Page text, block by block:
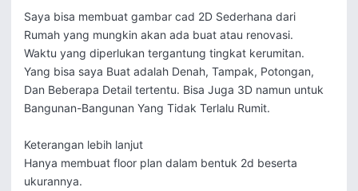
Saya bisa membuat gambar cad 2D Sederhana dari
Rumah yang mungkin akan ada buat atau renovasi.
Waktu yang diperlukan tergantung tingkat kerumitan.
Yang bisa saya Buat adalah Denah, Tampak, Potongan,
Dan Beberapa Detail tertentu. Bisa Juga 3D namun untuk
Bangunan-Bangunan Yang Tidak Terlalu Rumit.
Keterangan lebih lanjut
Hanya membuat floor plan dalam bentuk 2d beserta
ukurannya.